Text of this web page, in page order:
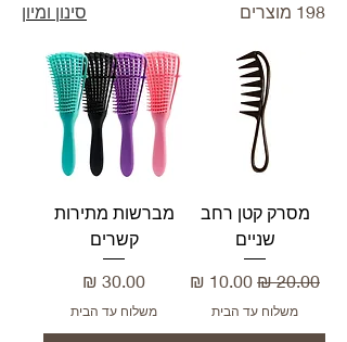
198 מוצרים סינון ומיון
מסרק קטן רחב
שניים
מחיר רגילמחיר מבצע
משלוח עד הבית
מברשות מתירות
קשרים
מחיר
משלוח עד הבית